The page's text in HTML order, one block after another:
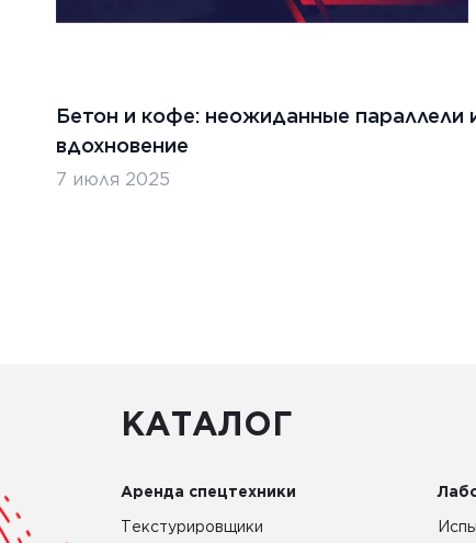
Бетон и кофе: неожиданные параллели
вдохновение
7 июля 2025
КАТАЛОГ
Аренда спецтехники
Текстурировщики